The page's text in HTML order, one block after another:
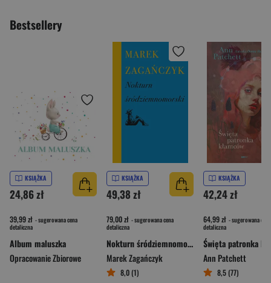
Bestsellery
KSIĄŻKA
24,86 zł
39,99 zł - sugerowana cena
detaliczna
Album maluszka
Opracowanie Zbiorowe
KSIĄŻKA
49,38 zł
79,00 zł - sugerowana cena
detaliczna
Nokturn śródziemnomorski
Marek Zagańczyk
8,0 (1)
KSIĄŻKA
42,24 zł
64,99 zł - sugerowana cena
detaliczna
Ann Patchett
8,5 (77)